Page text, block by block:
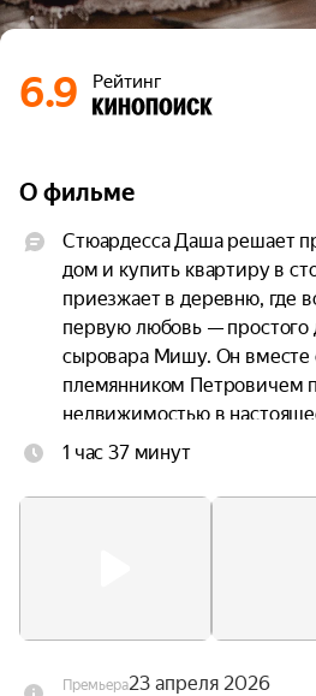
6.9 Рейтинг
О фильме
Стюардесса Даша решает
дом и купить квартиру в
приезжает в деревню, где
первую любовь — простого
сыровара Мишу. Он
племянником Петровичем
недвижимостью в
временем Даша начинает
1 час 37 минут
Премьера23 апреля 2026